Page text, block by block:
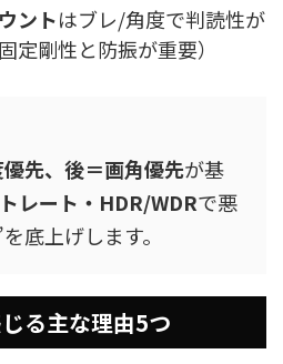
ントはブレ/角度で判読性が
定剛性と防振が重要）
先、後＝画角優先が基
レート・HDR/WDRで悪
底上げします。
る主な理由5つ